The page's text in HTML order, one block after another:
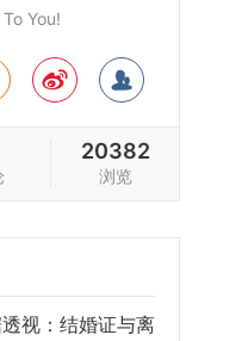
You!
20382
浏览
视：结婚证与离